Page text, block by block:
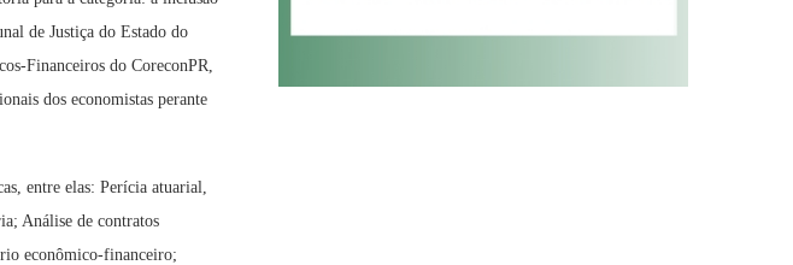
de Justiça do Estado do
Financeiros do CoreconPR,
dos economistas perante
entre elas: Perícia atuarial,
Análise de contratos
econômico-financeiro;